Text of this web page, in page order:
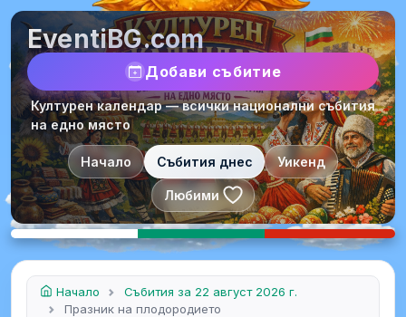
EventiBG.com
Добави събитие
Културен календар — всички национални събития
на едно място
Начало Събития днес Уикенд
Любими
Начало
Събития за 22 август 2026 г.
Празник на плодородието